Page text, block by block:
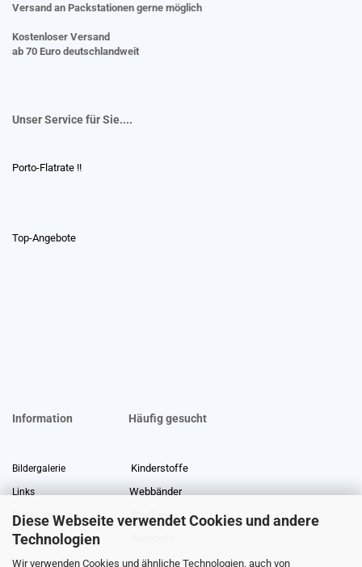
Diese Webseite verwendet Cookies und andere
Technologien
Wir verwenden Cookies und ähnliche Technologien, auch von
Versand an Packstationen gerne möglich
Kostenloser Versand
ab 70 Euro deutschlandweit
Unser Service für Sie....
Porto-Flatrate !!
Top-Angebote
Information Häufig gesucht
Bildergalerie Kinderstoffe
Links Webbänder
Stoffe Lexikon Stoffreste
Über uns
Gewerberabatt Meterware